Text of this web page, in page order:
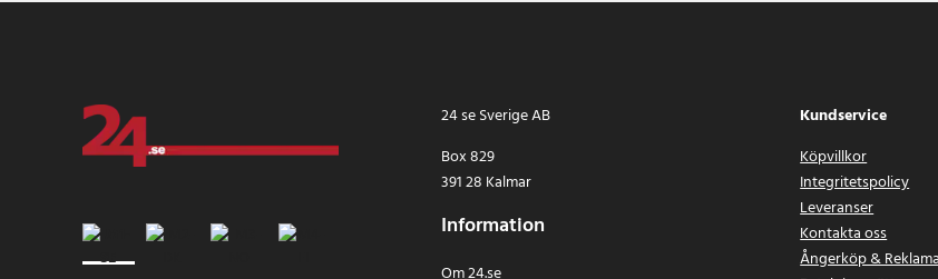
24 se Sverige AB
Box 829
391 28 Kalmar
Information
Kundservice
Köpvillkor
Integritetspolicy
Leveranser
Kontakta oss
Ångerköp &